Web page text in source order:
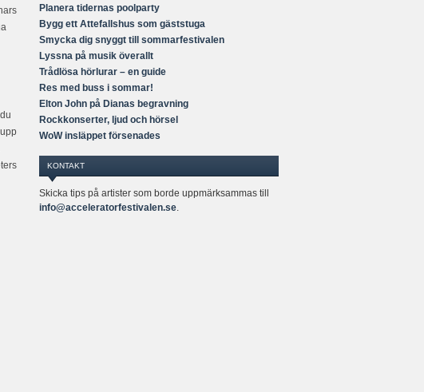
Planera tidernas poolparty
Bygg ett Attefallshus som gäststuga
Smycka dig snyggt till sommarfestivalen
Lyssna på musik överallt
Trådlösa hörlurar – en guide
Res med buss i sommar!
Elton John på Dianas begravning
Rockkonserter, ljud och hörsel
WoW insläppet försenades
KONTAKT
Skicka tips på artister som borde uppmärksammas till
info@acceleratorfestivalen.se.